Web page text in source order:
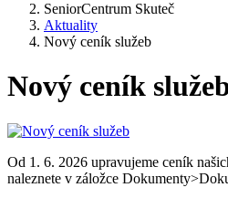
SeniorCentrum Skuteč
Aktuality
Nový ceník služeb
Nový ceník
Od 1. 6. 2026 upravujeme ceník
naleznete v záložce